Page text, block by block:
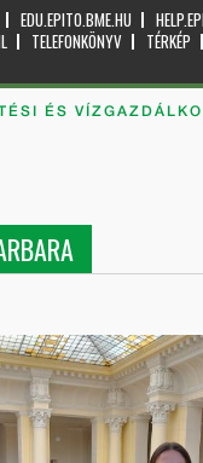
EDU.EPITO.BME.HU
TELEFONKÖNYV TÉRKÉP
ÉS